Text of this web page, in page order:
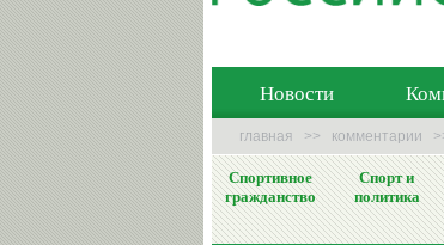
Новости
главная >> комментарии
Спортивное
гражданство
Спорт и
политика